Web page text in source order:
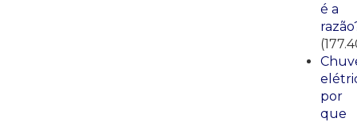
é a
por
que